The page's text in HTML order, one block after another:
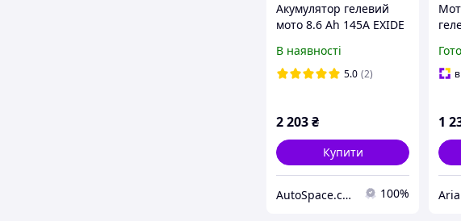
Акумулятор гелевий
мото 8.6 Ah 145A EXIDE
Honda, Yamaha, Suzuki,
Kawasaki, KTM
В наявності
5.0 (2)
2 203₴
Купити
AutoSpace.com.ua 100%
1